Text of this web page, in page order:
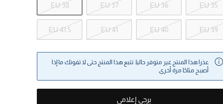
EU 35
EU 36
EU 37
EU 38
EU 39
EU 40
EU 41
EU 41.5
عذرا هذا المنتج غير متوفر حاليا. تتبع هذا المنتج حتى لا تفوتك ما إذا
أصبح متاحًا مرة أخرى.
يرجى إعلامي